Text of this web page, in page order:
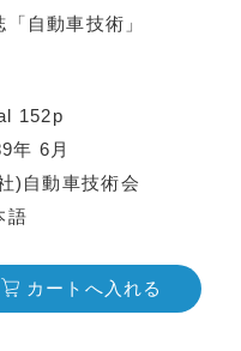
「自動車技術」
152p
年 6月
)自動車技術会
語
カートへ入れる